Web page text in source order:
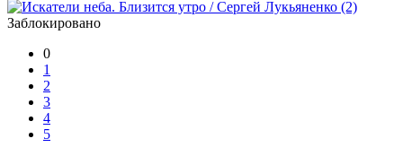
Заблокировано
0
1
2
3
4
5